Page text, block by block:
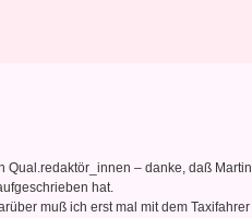
Qual.redaktör_innen – danke, daß Martin
hat.
muß ich erst mal mit dem Taxifahrer